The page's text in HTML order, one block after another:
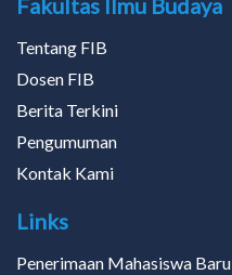
Fakultas Ilmu Budaya
Tentang FIB
Dosen FIB
Berita Terkini
Pengumuman
Kontak Kami
Links
Penerimaan Mahasiswa Baru